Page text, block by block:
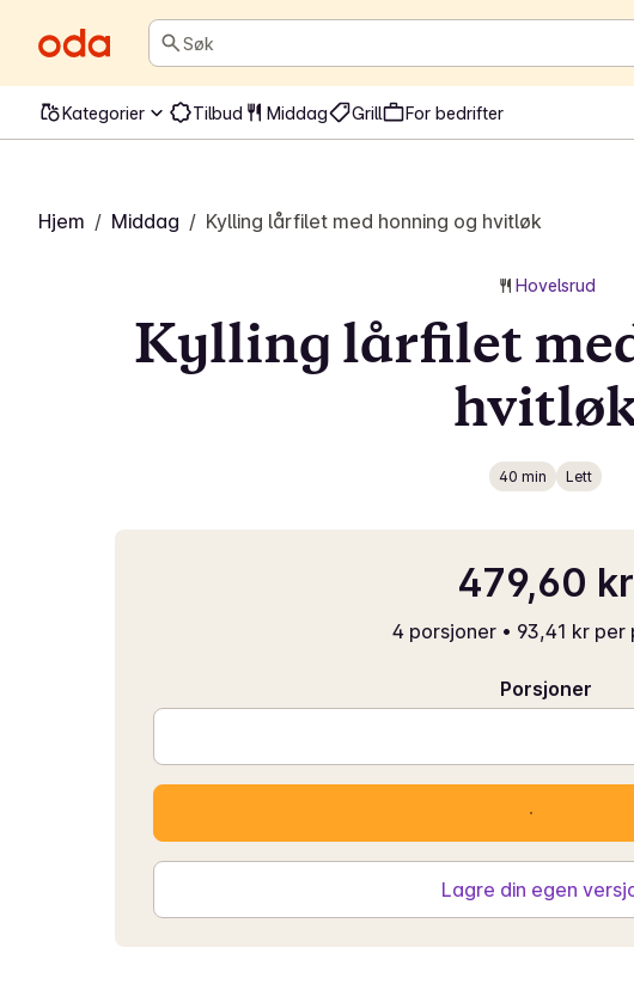
Søk
Kategorier Tilbud Middag Grill For bedrifter
Hjem / Middag / Kylling lårfilet med honning og hvitløk
Hovelsrud
Kylling lårfilet
40 min Lett
479,60 kr
4 porsjoner • 93,41 kr per
Porsjoner
Lagre din egen